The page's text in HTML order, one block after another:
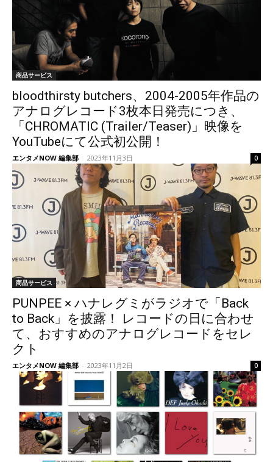
商品サービス
bloodthirsty butchers、2004-2005年作品の
アナログレコード3枚本日発売につき、
「CHROMATIC (Trailer/Teaser)」映像を
YouTubeにて公式初公開！
エンタメNOW 編集部 - 2023年11月3日 0
商品サービス
PUNPEE × ハナレグミがラジオで「Back
to Back」を披露！ レコードの日に合わせ
て、おすすめのアナログレコードをセレ
クト
エンタメNOW 編集部 - 2023年11月2日 0